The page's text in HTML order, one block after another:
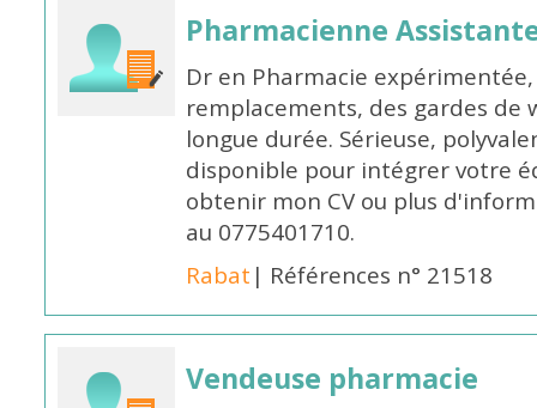
Pharmacienne
Dr en Pharmacie
remplacements, des gardes de
longue durée. Sérieuse,
disponible pour intégrer votre
obtenir mon CV ou plus
au 0775401710.
Rabat | Références n° 21518
Vendeuse pharmacie